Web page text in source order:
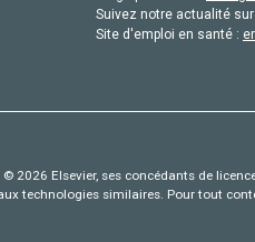
Suivez notre actualité
Site d'emploi en santé :
2026 Elsevier, ses concédants de
technologies similaires. Pour tout